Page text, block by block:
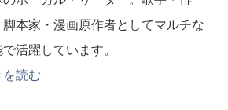
脚本家・漫画原作者としてマルチな
で活躍しています。
を読む